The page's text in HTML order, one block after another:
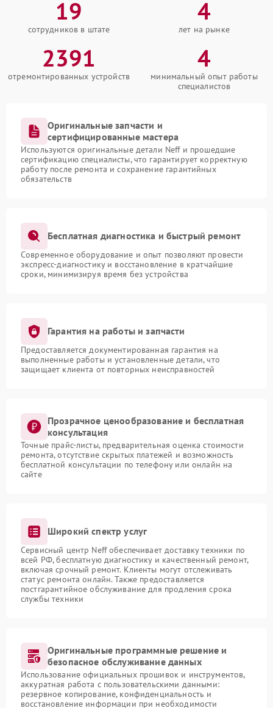
19
сотрудников в штате
4
лет на рынке
2391
отремонтированных устройств
4
минимальный опыт работы
специалистов
Оригинальные запчасти и
сертифицированные мастера
Используются оригинальные детали Neff и прошедшие
сертификацию специалисты, что гарантирует корректную
работу после ремонта и сохранение гарантийных
обязательств
Бесплатная диагностика и быстрый ремонт
Современное оборудование и опыт позволяют провести
экспресс-диагностику и восстановление в кратчайшие
сроки, минимизируя время без устройства
Гарантия на работы и запчасти
Предоставляется документированная гарантия на
выполненные работы и установленные детали, что
защищает клиента от повторных неисправностей
Прозрачное ценообразование и бесплатная
консультация
Точные прайс-листы, предварительная оценка стоимости
ремонта, отсутствие скрытых платежей и возможность
бесплатной консультации по телефону или онлайн на
сайте
Широкий спектр услуг
Сервисный центр Neff обеспечивает доставку техники по
всей РФ, бесплатную диагностику и качественный ремонт,
включая срочный ремонт. Клиенты могут отслеживать
статус ремонта онлайн. Также предоставляется
постгарантийное обслуживание для продления срока
службы техники
Оригинальные программные решение и
безопасное обслуживание данных
Использование официальных прошивок и инструментов,
аккуратная работа с пользовательскими данными:
резервное копирование, конфиденциальность и
восстановление информации при необходимости